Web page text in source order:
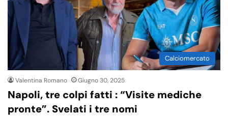
Calciomercato
Valentina Romano Giugno 30, 2025
Napoli, tre colpi fatti : “Visite mediche
pronte”. Svelati i tre nomi